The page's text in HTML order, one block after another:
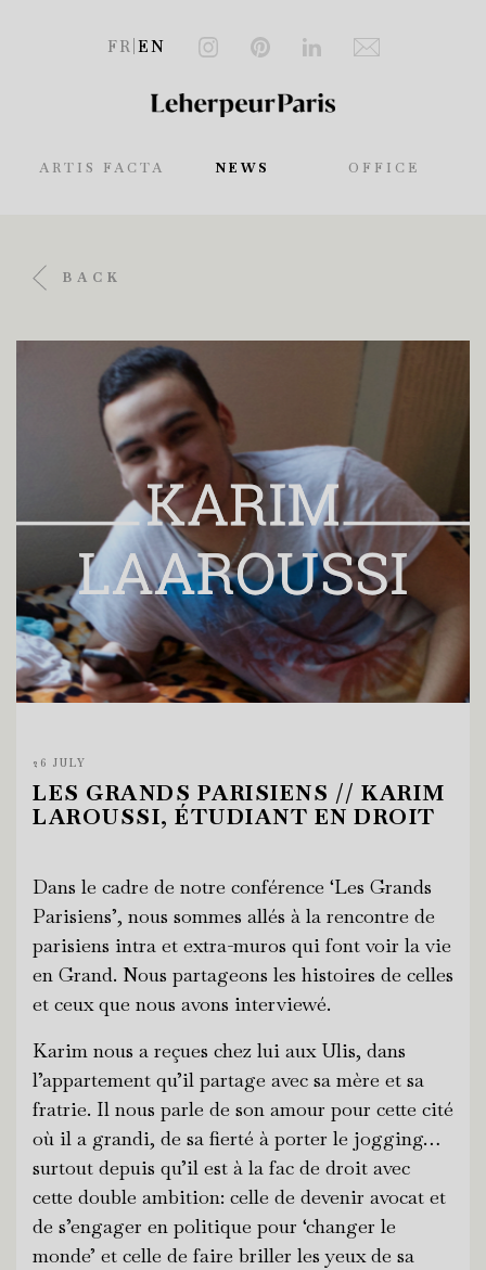
FR EN
NEWS OFFICE
ARTIS FACTA
BACK
26 JULY
LES GRANDS PARISIENS // KARIM
LAROUSSI, ÉTUDIANT EN DROIT
Dans le cadre de notre conférence ‘Les Grands
Parisiens’, nous sommes allés à la rencontre de
parisiens intra et extra-muros qui font voir la vie
en Grand. Nous partageons les histoires de celles
et ceux que nous avons interviewé.
Karim nous a reçues chez lui aux Ulis, dans
l’appartement qu’il partage avec sa mère et sa
fratrie. Il nous parle de son amour pour cette cité
où il a grandi, de sa fierté à porter le jogging…
surtout depuis qu’il est à la fac de droit avec
cette double ambition: celle de devenir avocat et
de s’engager en politique pour ‘changer le
monde’ et celle de faire briller les yeux de sa